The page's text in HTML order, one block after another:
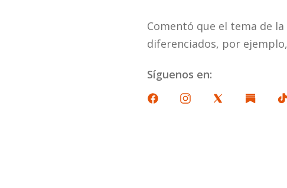
Comentó que el tema de
diferenciados, por
Síguenos en: